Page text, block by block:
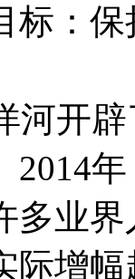
：保
开辟
多业
增幅